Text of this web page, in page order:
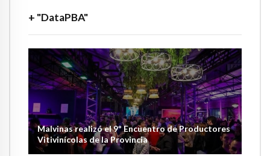
+ "DataPBA"
Malvinas realizó el 9º Encuentro de Productores
Vitivinícolas de la Provincia